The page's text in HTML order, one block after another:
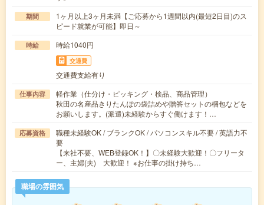
期間
1ヶ月以上3ヶ月未満【ご応募から1週間以内(最短2日目)のス
ピード就業が可能】即日～
時給 時給1040円
交通費
交通費支給有り
仕事内容
軽作業（仕分け・ピッキング・検品、商品管理）
秋田の名産品きりたんぽの袋詰めや贈答セットの梱包などを
お願いします。(派遣)未経験からすぐ働けます！…
応募資格
職種未経験OK / ブランクOK / パソコンスキル不要 / 英語力不
要
【来社不要、WEB登録OK！】〇未経験大歓迎！〇フリータ
ー、主婦(夫) 大歓迎！ ※お仕事の掛け持ち…
職場の雰囲気